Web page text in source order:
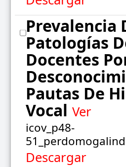
Prevalencia
Patologías
Docentes
Pautas De
Vocal Ver
icov_p48-
Descargar